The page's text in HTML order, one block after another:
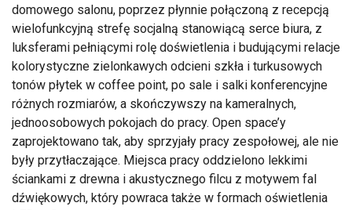
domowego salonu, poprzez płynnie połączoną z recepcją
wielofunkcyjną strefę socjalną stanowiącą serce biura, z
luksferami pełniącymi rolę doświetlenia i budującymi relacje
kolorystyczne zielonkawych odcieni szkła i turkusowych
tonów płytek w coffee point, po sale i salki konferencyjne
różnych rozmiarów, a skończywszy na kameralnych,
jednoosobowych pokojach do pracy. Open space’y
zaprojektowano tak, aby sprzyjały pracy zespołowej, ale nie
były przytłaczające. Miejsca pracy oddzielono lekkimi
ściankami z drewna i akustycznego filcu z motywem fal
dźwiękowych, który powraca także w formach oświetlenia